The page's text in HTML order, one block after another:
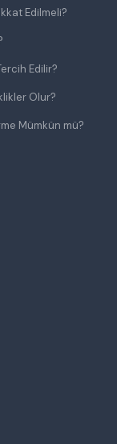
Edilmeli?
Edilir?
Olur?
Mümkün mü?